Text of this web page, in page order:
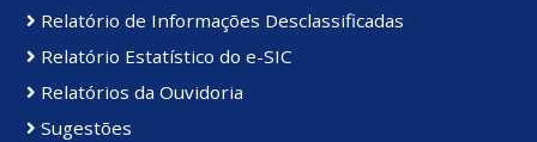
Relatório de Informações Desclassificadas
Relatório Estatístico do e-SIC
Relatórios da Ouvidoria
Sugestões